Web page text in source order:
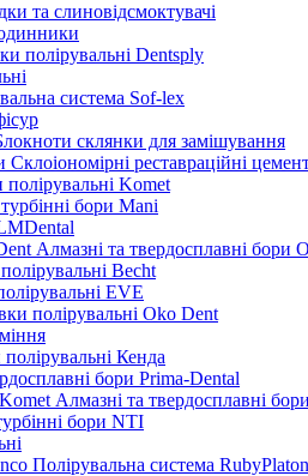
та слиновідсмоктувачі
полірувальні Dentsply
система Sof-lex
склянки для замішування
Склоіономірні реставраційні
полірувальні Komet
бори Mani
Алмазні та твердосплавні бори
Becht
EVE
полірувальні Oko Dent
Кенда
бори Prima-Dental
Алмазні та твердосплавні
бори NTI
Полірувальна система